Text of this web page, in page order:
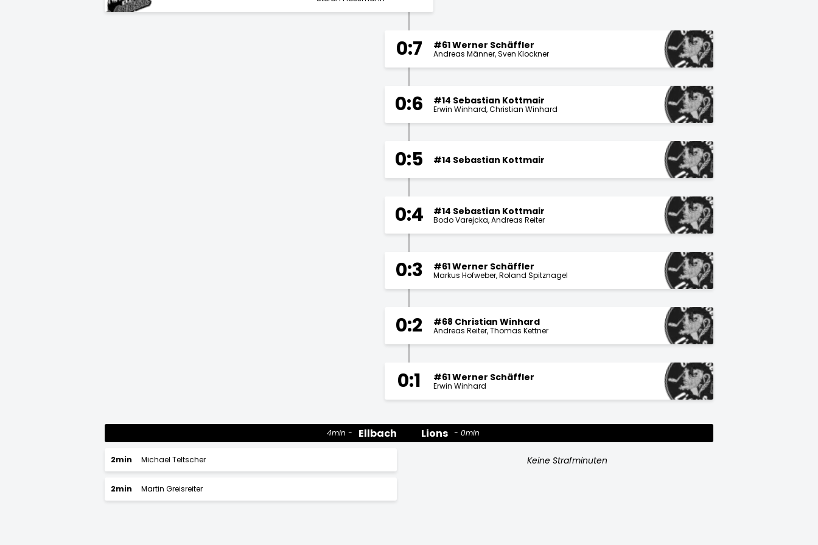
0:7 #61 Werner Schäffler
Andreas Männer Sven Klockner
0:6 #14 Sebastian Kottmair
Erwin Winhard Christian Winhard
0:5 #14 Sebastian Kottmair
0:4 #14 Sebastian Kottmair
Bodo Varejcka Andreas Reiter
0:3 #61 Werner Schäffler
Markus Hofweber Roland Spitznagel
0:2 #68 Christian Winhard
Andreas Reiter Thomas Kettner
0:1 #61 Werner Schäffler
Erwin Winhard
Ellbach
4min
2min Michael Teltscher
2min Martin Greisreiter
Lions 0min
Keine Strafminuten